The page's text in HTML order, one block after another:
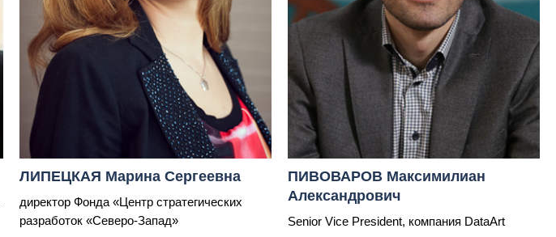
ЛИПЕЦКАЯ Марина Сергеевна
директор Фонда «Центр стратегических
разработок «Северо-Запад»
ПИВОВАРОВ Максимилиан
Александрович
Senior Vice President, компания DataArt